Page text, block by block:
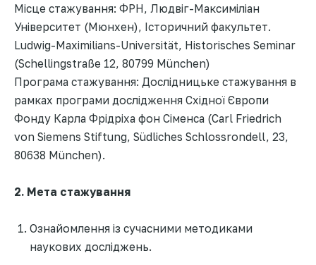
Місце стажування: ФРН, Людвіг-Максиміліан
Університет (Мюнхен), Історичний факультет.
Ludwig-Maximilians-Universität, Historisches Seminar
(Schellingstraße 12, 80799 München)
Програма стажування: Дослідницьке стажування в
рамках програми дослідження Східної Європи
Фонду Карла Фрідріха фон Сіменса (Carl Friedrich
von Siemens Stiftung, Südliches Schlossrondell, 23,
80638 München).
2. Мета стажування
Ознайомлення із сучасними методиками
наукових досліджень.